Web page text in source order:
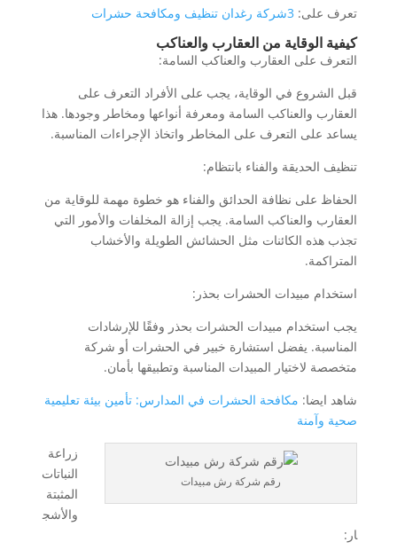
تعرف على: 3شركة رغدان تنظيف ومكافحة حشرات
كيفية الوقاية من العقارب والعناكب
التعرف على العقارب والعناكب السامة:
قبل الشروع في الوقاية، يجب على الأفراد التعرف على
العقارب والعناكب السامة ومعرفة أنواعها ومخاطر وجودها. هذا
يساعد على التعرف على المخاطر واتخاذ الإجراءات المناسبة.
تنظيف الحديقة والفناء بانتظام:
الحفاظ على نظافة الحدائق والفناء هو خطوة مهمة للوقاية من
العقارب والعناكب السامة. يجب إزالة المخلفات والأمور التي
تجذب هذه الكائنات مثل الحشائش الطويلة والأخشاب
المتراكمة.
استخدام مبيدات الحشرات بحذر:
يجب استخدام مبيدات الحشرات بحذر وفقًا للإرشادات
المناسبة. يفضل استشارة خبير في الحشرات أو شركة
متخصصة لاختيار المبيدات المناسبة وتطبيقها بأمان.
شاهد ايضا: مكافحة الحشرات في المدارس: تأمين بيئة تعليمية
صحية وآمنة
رقم شركة رش مبيدات
زراعة
النباتات
المثبتة
والأشج
ار: